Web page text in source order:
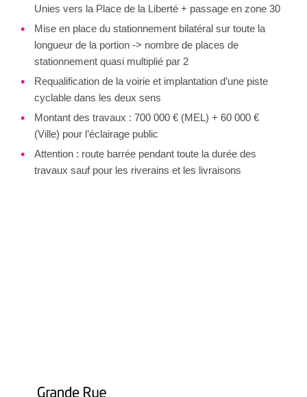
Unies vers la Place de la Liberté + passage en zone 30
Mise en place du stationnement bilatéral sur toute la
longueur de la portion -> nombre de places de
stationnement quasi multiplié par 2
Requalification de la voirie et implantation d’une piste
cyclable dans les deux sens
Montant des travaux : 700 000 € (MEL) + 60 000 €
(Ville) pour l’éclairage public
Attention : route barrée pendant toute la durée des
travaux sauf pour les riverains et les livraisons